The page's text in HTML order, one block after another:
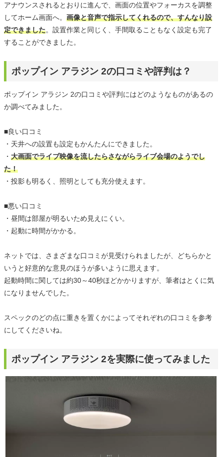
アナウンスされるとおりに進んで、画面の位置やフォーカスを調整
してホーム画面へ。 画像と音声で指示してくれるので、すんなり設
定できました。設置作業と同じく、手間取ることもなく設定も完了
することができました。
ポップイン アラジン 2の口コミや評判は？
ポップイン アラジン 2の口コミや評判にはどのようなものがあるの
か調べてみました。
■良い口コミ
・天井への設置も設定もかんたんにできました。
・ 大画面でライブ映像を流したらさながらライブ会場のようでし
た！
・投影も明るく、照明としても充分使えます。
■悪い口コミ
・昼間は部屋が明るいため見えにくい。
・起動に時間がかかる。
ネットでは、さまざまな口コミが見受けられましたが、どちらかと
いうと好意的な意見のほうが多いように思えます。
起動時間に関しては約30～40秒ほどかかりますが、筆者はとくに気
になりませんでした。
スペックのどの点に重きを置くかによってそれぞれの口コミを参考
にしてくださいね。
ポップイン アラジン 2を実際に使ってみました